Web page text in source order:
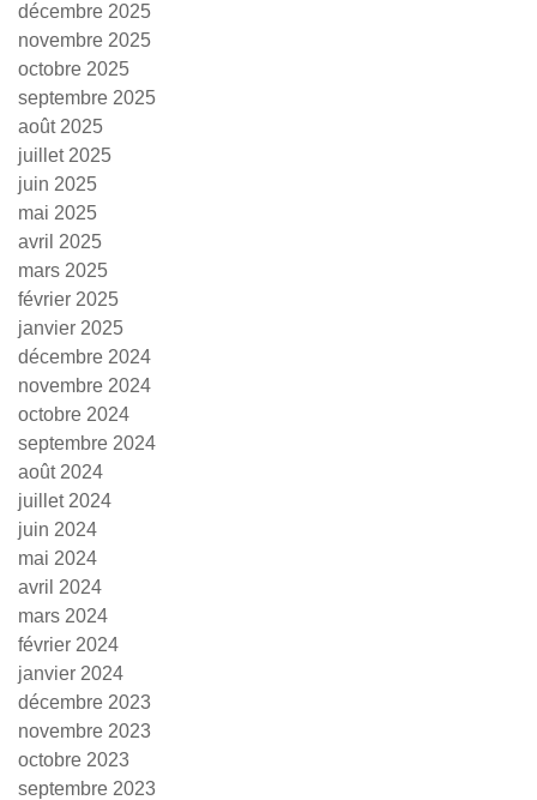
décembre 2025
novembre 2025
octobre 2025
septembre 2025
août 2025
juillet 2025
juin 2025
mai 2025
avril 2025
mars 2025
février 2025
janvier 2025
décembre 2024
novembre 2024
octobre 2024
septembre 2024
août 2024
juillet 2024
juin 2024
mai 2024
avril 2024
mars 2024
février 2024
janvier 2024
décembre 2023
novembre 2023
octobre 2023
septembre 2023